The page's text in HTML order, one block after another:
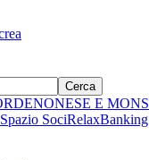
Cerca
Spazio SociRelaxBanking